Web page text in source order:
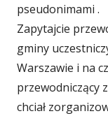
pseudonimami .
Zapytajcie
gminy
Warszawie i na
przewodniczący
chciał